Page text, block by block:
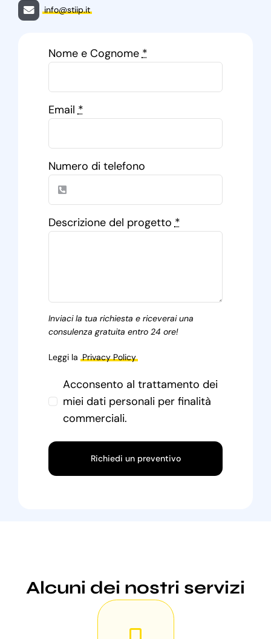
info@stiip.it
Nome e Cognome*
Email*
Numero di telefono
Descrizione del progetto*
Inviaci la tua richiesta e riceverai una
consulenza gratuita entro 24 ore!
Leggi la Privacy Policy
Acconsento al trattamento dei
miei dati personali per finalità
commerciali.
Richiedi un preventivo
Alcuni dei nostri servizi